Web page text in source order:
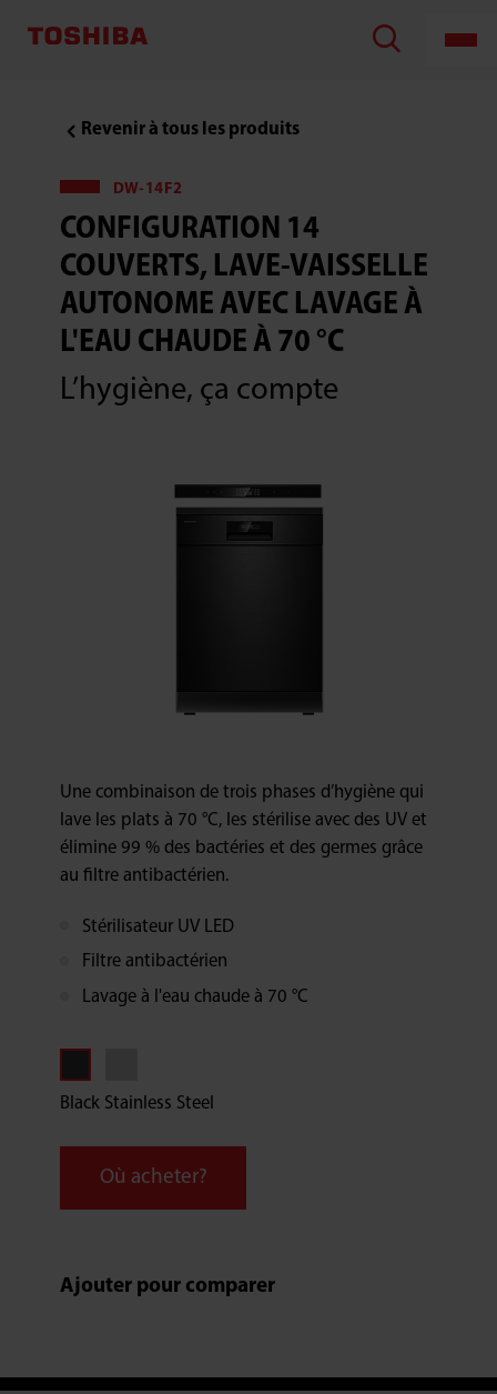
Revenir à tous les produits
DW-14F2
CONFIGURATION 14
COUVERTS, LAVE-VAISSELLE
AUTONOME AVEC LAVAGE À
L'EAU CHAUDE À 70 °C
L’hygiène, ça compte
Une combinaison de trois phases d’hygiène qui
lave les plats à 70 °C, les stérilise avec des UV et
élimine 99 % des bactéries et des germes grâce
au filtre antibactérien.
Stérilisateur UV LED
Filtre antibactérien
Lavage à l'eau chaude à 70 °C
Black Stainless Steel
Où acheter?
Ajouter pour comparer